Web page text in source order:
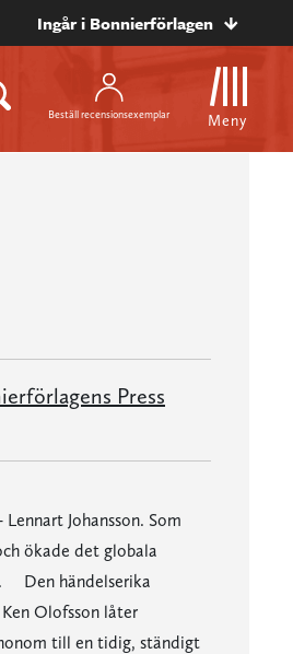
Ingår i Bonnierförlagen
Beställ recensionsexemplar Meny
Press
Johansson. Som
ökade det globala
Den händelserika
Olofsson låter
till en tidig, ständigt